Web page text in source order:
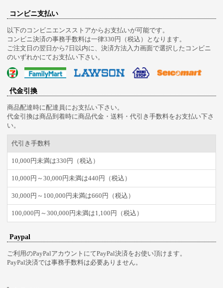
コンビニ支払い
以下のコンビニエンスストアからお支払いが可能です。
コンビニ決済の事務手数料は一律330円（税込）となります。
ご注文日の翌日から7日以内に、決済方法入力画面で選択したコンビニ
のいずれかにてお支払い下さい。
代金引換
商品配達時に配達員にお支払い下さい。
代金引換は商品到着時に商品代金・送料・代引き手数料をお支払い下さ
い。
代引き手数料
10,000円未満は330円（税込）
10,000円～30,000円未満は440円（税込）
30,000円～100,000円未満は660円（税込）
100,000円～300,000円未満は1,100円（税込）
Paypal
ご利用のPayPalアカウントにてPayPal決済をお使い頂けます。
PayPal決済では事務手数料は必要ありません。